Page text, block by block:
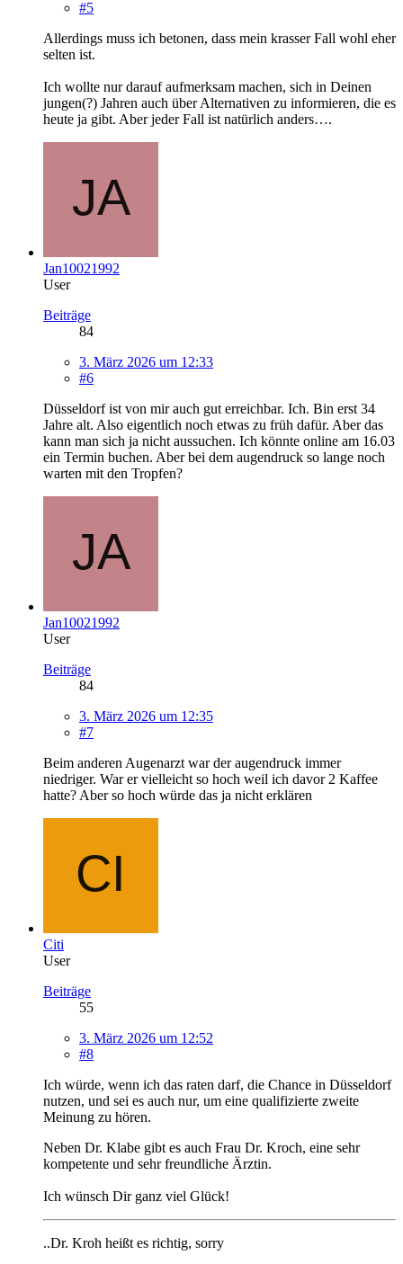
#5
Allerdings muss ich betonen, dass mein krasser Fall wohl eher
selten ist.
Ich wollte nur darauf aufmerksam machen, sich in Deinen
jungen(?) Jahren auch über Alternativen zu informieren, die es
heute ja gibt. Aber jeder Fall ist natürlich anders….
Jan10021992
User
Beiträge
84
3. März 2026 um 12:33
#6
Düsseldorf ist von mir auch gut erreichbar. Ich. Bin erst 34
Jahre alt. Also eigentlich noch etwas zu früh dafür. Aber das
kann man sich ja nicht aussuchen. Ich könnte online am 16.03
ein Termin buchen. Aber bei dem augendruck so lange noch
warten mit den Tropfen?
Jan10021992
User
Beiträge
84
3. März 2026 um 12:35
#7
Beim anderen Augenarzt war der augendruck immer
niedriger. War er vielleicht so hoch weil ich davor 2 Kaffee
hatte? Aber so hoch würde das ja nicht erklären
Citi
User
Beiträge
55
3. März 2026 um 12:52
#8
Ich würde, wenn ich das raten darf, die Chance in Düsseldorf
nutzen, und sei es auch nur, um eine qualifizierte zweite
Meinung zu hören.
Neben Dr. Klabe gibt es auch Frau Dr. Kroch, eine sehr
kompetente und sehr freundliche Ärztin.
Ich wünsch Dir ganz viel Glück!
..Dr. Kroh heißt es richtig, sorry